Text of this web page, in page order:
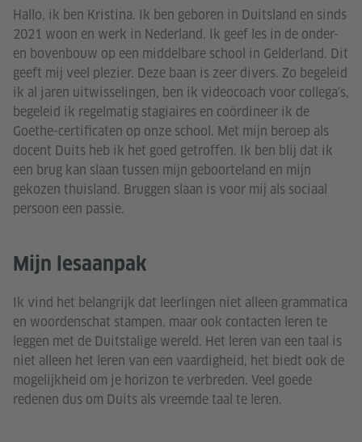
Hallo, ik ben Kristina. Ik ben geboren in Duitsland en sinds
2021 woon en werk in Nederland. Ik geef les in de onder-
en bovenbouw op een middelbare school in Gelderland. Dit
geeft mij veel plezier. Deze baan is zeer divers. Zo begeleid
ik al jaren uitwisselingen, ben ik videocoach voor collega's,
begeleid ik regelmatig stagiaires en coördineer ik de
Goethe-certificaten op onze school. Met mijn beroep als
docent Duits heb ik het goed getroffen. Ik ben blij dat ik
een brug kan slaan tussen mijn geboorteland en mijn
gekozen thuisland. Bruggen slaan is voor mij als sociaal
persoon een passie.
Mijn lesaanpak
Ik vind het belangrijk dat leerlingen niet alleen grammatica
en woordenschat stampen, maar ook contacten leren te
leggen met de Duitstalige wereld. Het leren van een taal is
niet alleen het leren van een vaardigheid, het biedt ook de
mogelijkheid om je horizon te verbreden. Veel goede
redenen dus om Duits als vreemde taal te leren.